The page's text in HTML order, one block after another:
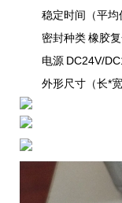
稳定时间（平均
密封种类 橡胶
电源 DC24V/
外形尺寸（长*